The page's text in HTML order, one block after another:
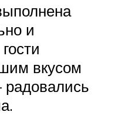
и
вкусом
радовались